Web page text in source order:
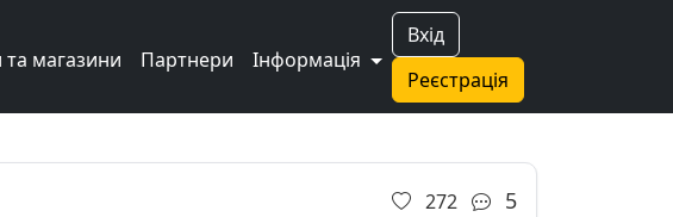
Вхід
Реєстрація
та магазини Партнери Інформація
Next
272 5